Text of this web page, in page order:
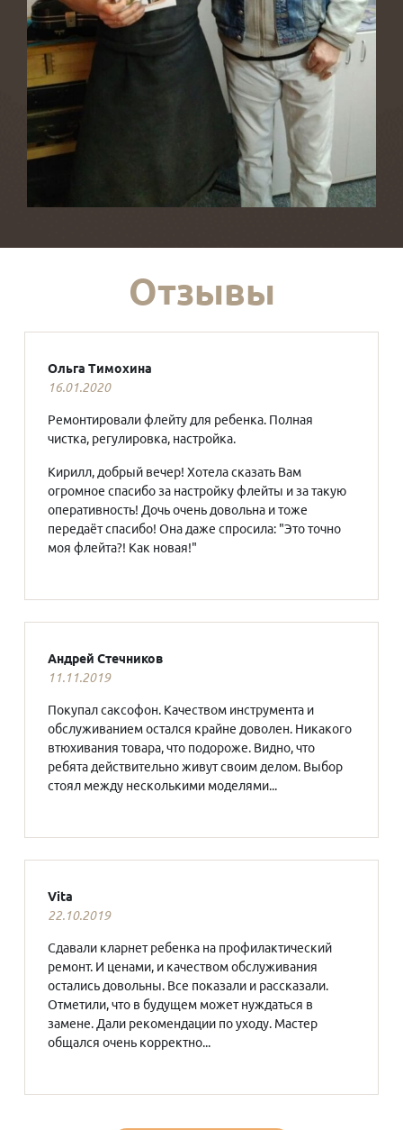
Отзывы
Ольга Тимохина
16.01.2020
Ремонтировали флейту для ребенка. Полная
чистка, регулировка, настройка.
Кирилл, добрый вечер! Хотела сказать Вам
огромное спасибо за настройку флейты и за такую
оперативность! Дочь очень довольна и тоже
передаёт спасибо! Она даже спросила: "Это точно
моя флейта?! Как новая!"
Андрей Стечников
11.11.2019
Покупал саксофон. Качеством инструмента и
обслуживанием остался крайне доволен. Никакого
втюхивания товара, что подороже. Видно, что
ребята действительно живут своим делом. Выбор
стоял между несколькими моделями...
Vita
22.10.2019
Сдавали кларнет ребенка на профилактический
ремонт. И ценами, и качеством обслуживания
остались довольны. Все показали и рассказали.
Отметили, что в будущем может нуждаться в
замене. Дали рекомендации по уходу. Мастер
общался очень корректно...